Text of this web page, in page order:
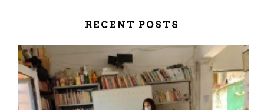
RECENT POSTS